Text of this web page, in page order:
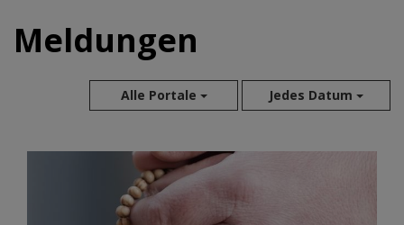
Meldungen
Alle Portale Jedes Datum
Aug 2026